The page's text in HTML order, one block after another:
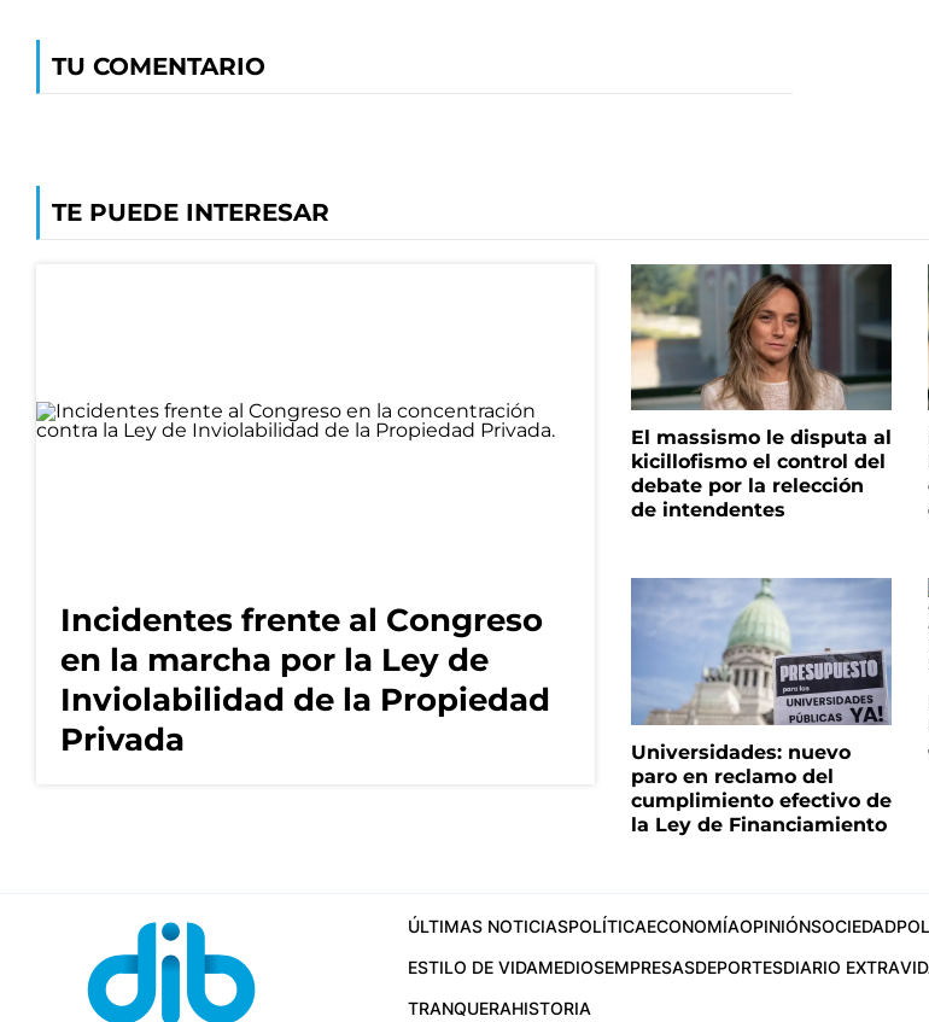
TU COMENTARIO
TE PUEDE INTERESAR
Incidentes frente al Congreso
en la marcha por la Ley de
Inviolabilidad de la Propiedad
Privada
El massismo le disputa al
kicillofismo el control del
debate por la relección
de intendentes
Universidades: nuevo
paro en reclamo del
cumplimiento efectivo de
la Ley de Financiamiento
ÚLTIMAS NOTICIASPOLÍTICAECONOMÍAOPINIÓNSOCIEDAD
ESTILO DE VIDAMEDIOSEMPRESASDEPORTESDIARIO EXTRA
TRANQUERAHISTORIA